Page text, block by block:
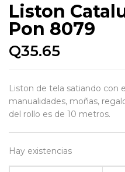
Liston
Pon 8079
Q35.65
Liston de tela satiando con
manualidades, moñas,
del rollo es de 10 metros.
Hay existencias